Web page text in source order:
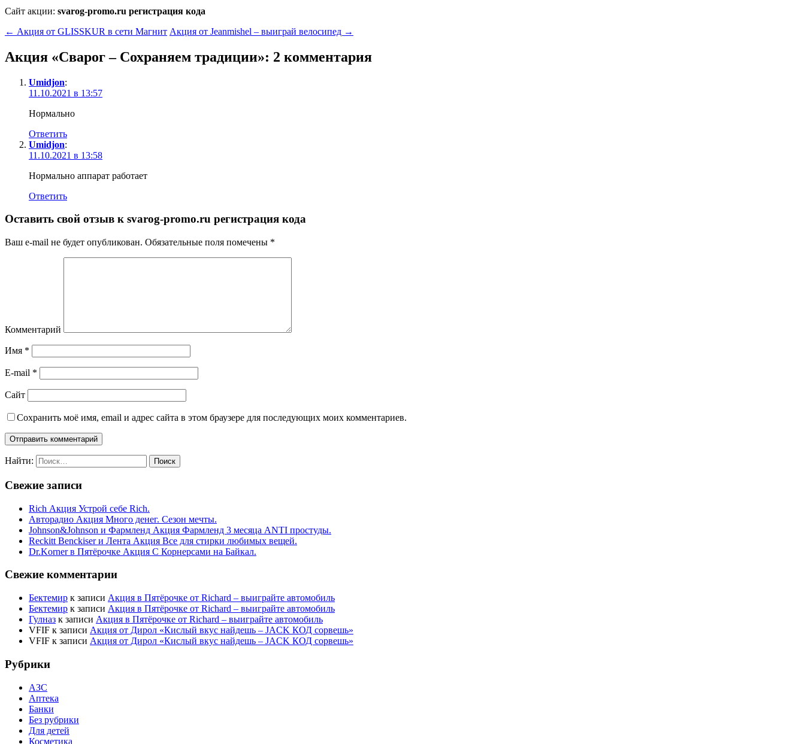
Сайт акции: svarog-promo.ru регистрация кода
← Акция от GLISSKUR в сети Магнит Акция от Jeanmishel – выиграй велосипед →
Акция «Сварог – Сохраняем традиции»: 2 комментария
Umidjon:
11.10.2021 в 13:57
Нормально
Ответить
Umidjon:
11.10.2021 в 13:58
Нормально аппарат работает
Ответить
Оставить свой отзыв к svarog-promo.ru регистрация кода
Ваш e-mail не будет опубликован. Обязательные поля помечены *
Комментарий
Имя *
E-mail *
Сайт
Сохранить моё имя, email и адрес сайта в этом браузере для последующих моих комментариев.
Найти:
Свежие записи
Rich Акция Устрой себе Rich.
Авторадио Акция Много денег. Сезон мечты.
Johnson&Johnson и Фармленд Акция Фармленд 3 месяца ANTI простуды.
Reckitt Benckiser и Лента Акция Все для стирки любимых вещей.
Dr.Korner в Пятёрочке Акция С Корнерсами на Байкал.
Свежие комментарии
Бектемир к записи Акция в Пятёрочке от Richard – выиграйте автомобиль
Бектемир к записи Акция в Пятёрочке от Richard – выиграйте автомобиль
Гулназ к записи Акция в Пятёрочке от Richard – выиграйте автомобиль
VFIF к записи Акция от Дирол «Кислый вкус найдешь – JACK КОД сорвешь»
VFIF к записи Акция от Дирол «Кислый вкус найдешь – JACK КОД сорвешь»
Рубрики
АЗС
Аптека
Банки
Без рубрики
Для детей
Косметика